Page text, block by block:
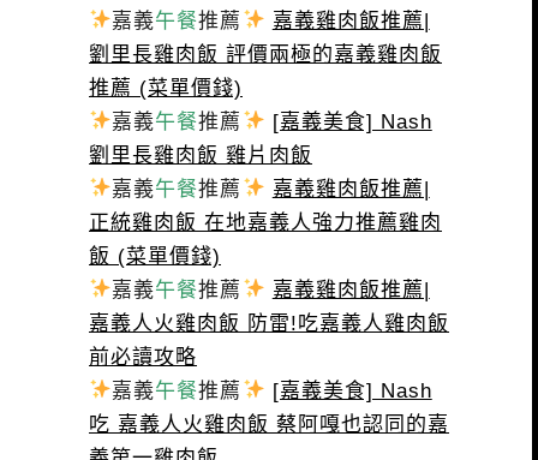
嘉義午餐推薦
嘉義雞肉飯推薦|
劉里長雞肉飯 評價兩極的嘉義雞肉飯
推薦 (菜單價錢)
嘉義午餐推薦
[嘉義美食] Nash
劉里長雞肉飯 雞片肉飯
嘉義午餐推薦
嘉義雞肉飯推薦|
正統雞肉飯 在地嘉義人強力推薦雞肉
飯 (菜單價錢)
嘉義午餐推薦
嘉義雞肉飯推薦|
嘉義人火雞肉飯 防雷!吃嘉義人雞肉飯
前必讀攻略
嘉義午餐推薦
[嘉義美食] Nash
吃 嘉義人火雞肉飯 蔡阿嘎也認同的嘉